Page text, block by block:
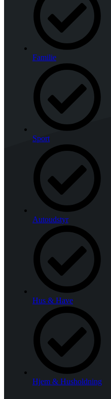
Familie
Sport
Autoudstyr
Hus & Have
Hjem & Husholdning